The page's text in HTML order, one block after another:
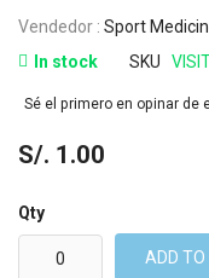
Vendedor : Sport
In stock
SKU
Sé el primero en opinar de
S/. 1.00
Qty
ADD TO